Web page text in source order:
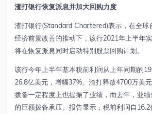
渣打银行恢复派息并加大回购力度
渣打银行(Standard Chartered)表示，在全球
经济前景改善的推动下，该行2021年上半年
将在恢复派息同时启动特别股票回购计划。
该行今年上半年基本税前利润从上年同期的
26.8亿美元，增幅37%。渣打释放4700万美
拨备一定程度上也提振了业绩，而去年，业
的巨额拨备承压。报告显示，税前利润自